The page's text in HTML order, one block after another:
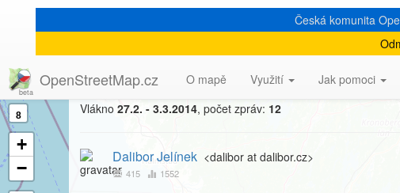
Česká komunita
OpenStreetMap.cz O mapě Využití Jak pomoci
8
+
−
[Talk-cz] CzechAddress import
Vlákno 27.2. - 3.3.2014, počet zpráv: 12
Dalibor Jelínek <dalibor at dalibor.cz>
415 1552